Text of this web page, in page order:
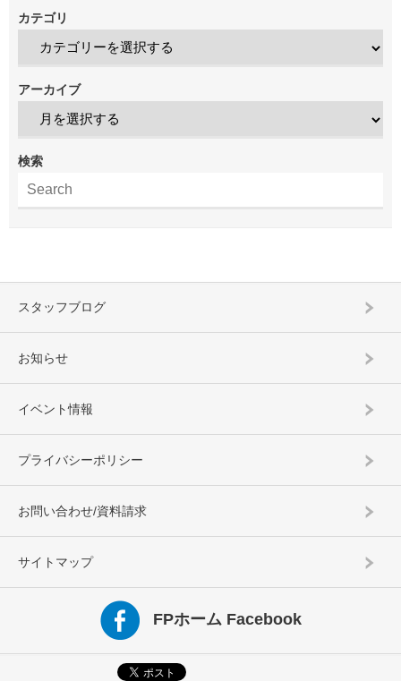
カテゴリ
アーカイブ
検索
スタッフブログ
お知らせ
イベント情報
プライバシーポリシー
お問い合わせ/資料請求
サイトマップ
FPホーム Facebook